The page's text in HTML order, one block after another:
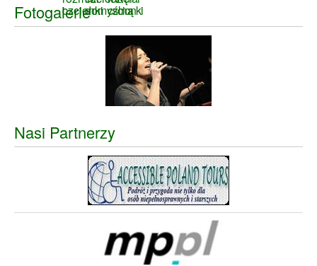
Fotogalerie
Nasi Partnerzy